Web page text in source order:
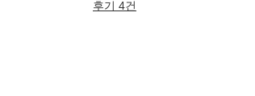
후기 4건